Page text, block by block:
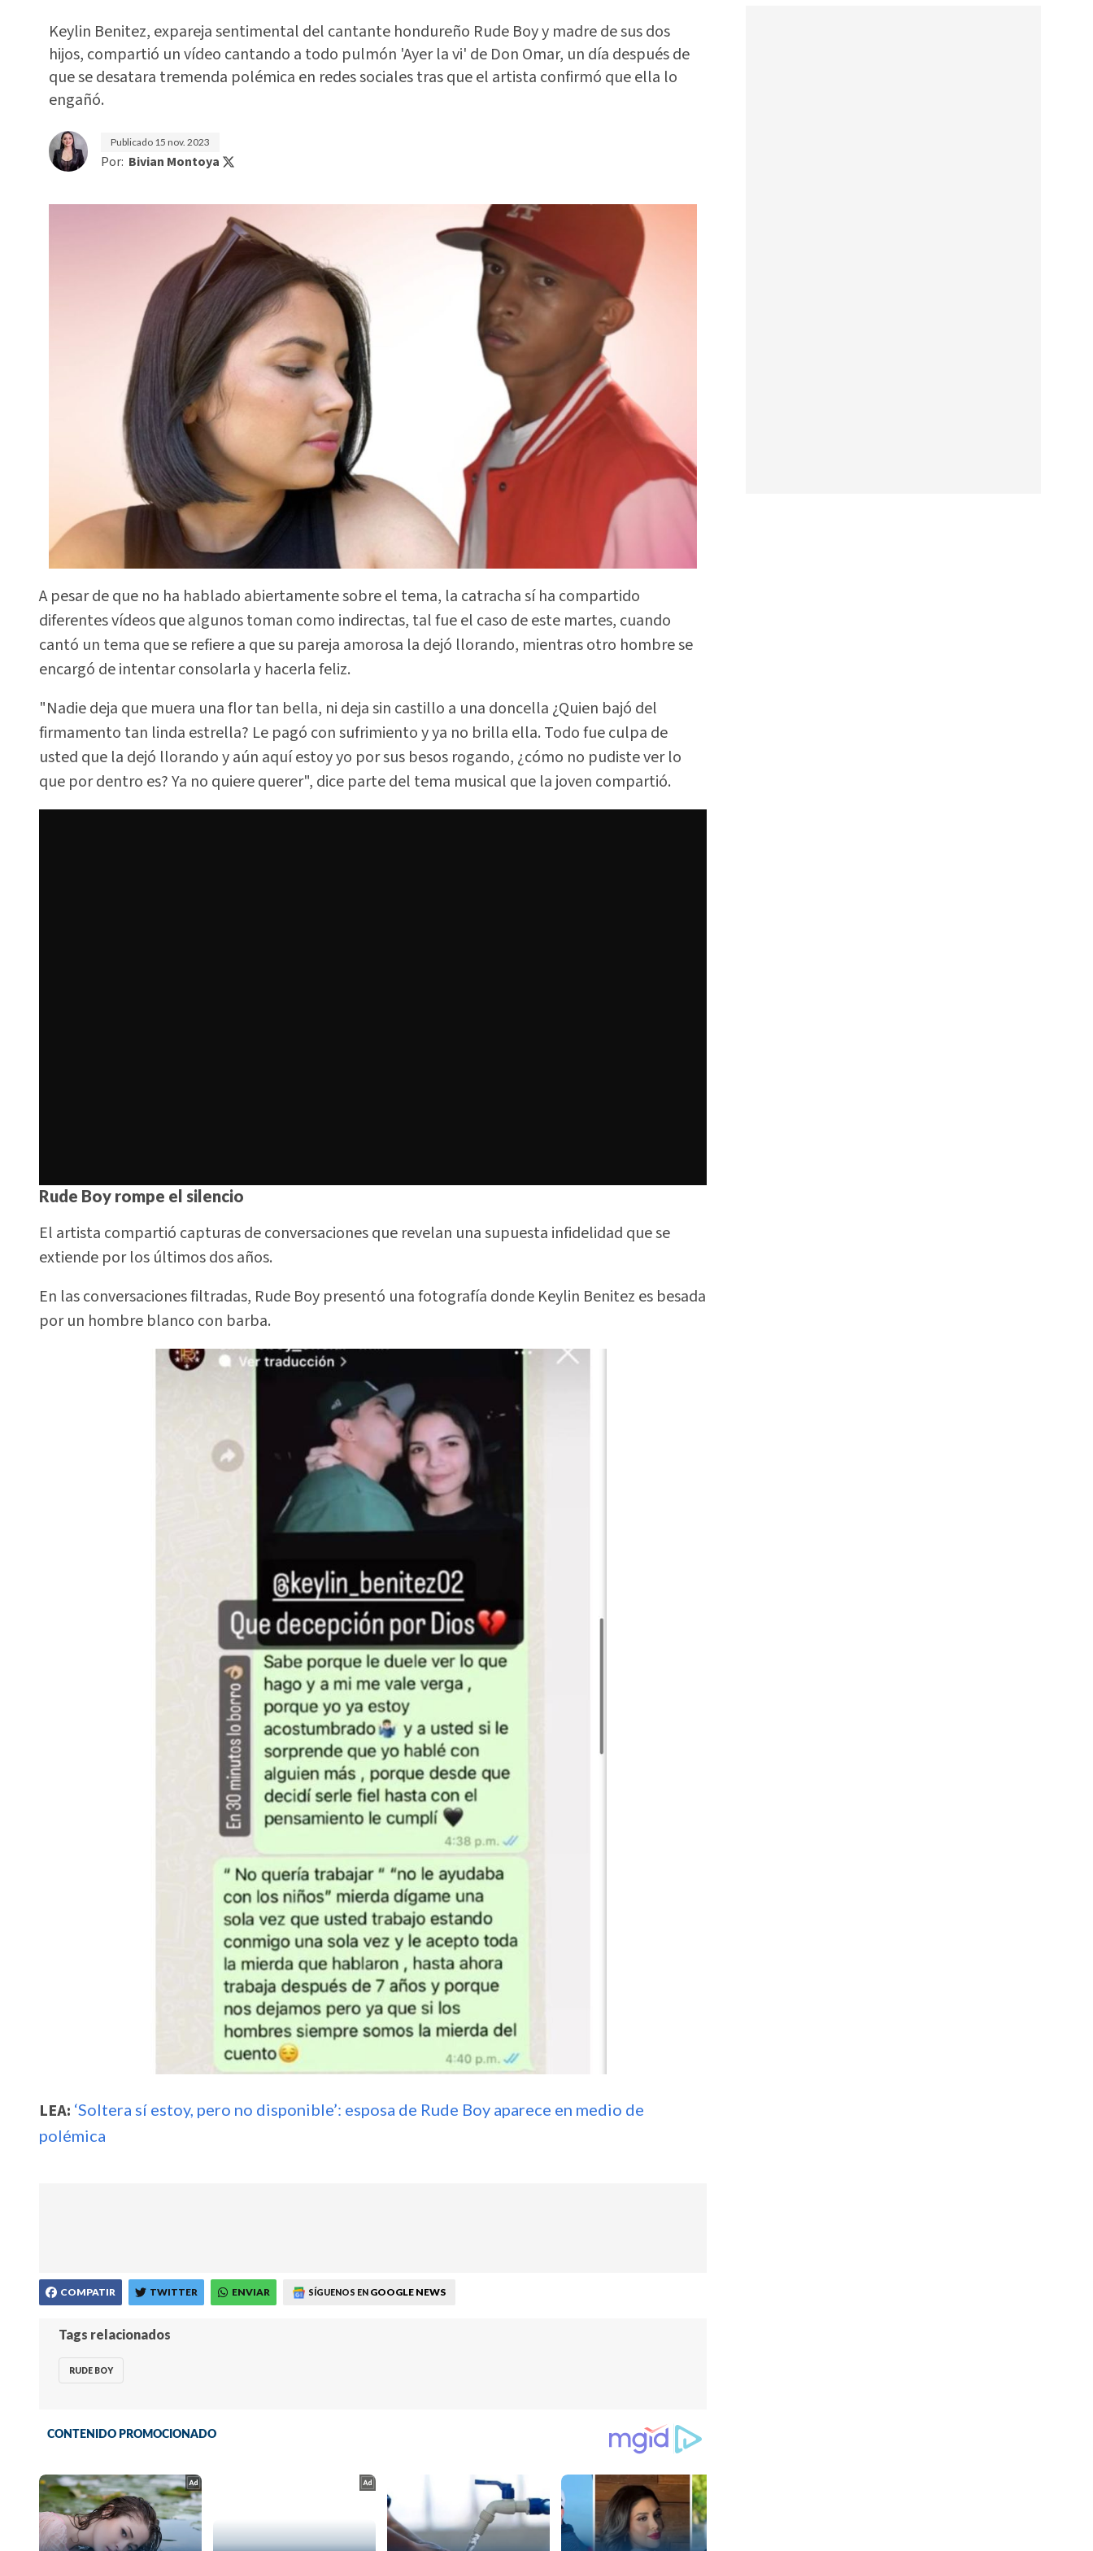
Keylin Benitez, expareja sentimental del cantante hondureño Rude Boy y madre de sus dos
hijos, compartió un vídeo cantando a todo pulmón 'Ayer la vi' de Don Omar, un día después de
que se desatara tremenda polémica en redes sociales tras que el artista confirmó que ella lo
engañó.
Publicado 15 nov. 2023
Por: Bivian Montoya
A pesar de que no ha hablado abiertamente sobre el tema, la catracha sí ha compartido
diferentes vídeos que algunos toman como indirectas, tal fue el caso de este martes, cuando
cantó un tema que se refiere a que su pareja amorosa la dejó llorando, mientras otro hombre se
encargó de intentar consolarla y hacerla feliz.
"Nadie deja que muera una flor tan bella, ni deja sin castillo a una doncella ¿Quien bajó del
firmamento tan linda estrella? Le pagó con sufrimiento y ya no brilla ella. Todo fue culpa de
usted que la dejó llorando y aún aquí estoy yo por sus besos rogando, ¿cómo no pudiste ver lo
que por dentro es? Ya no quiere querer", dice parte del tema musical que la joven compartió.
Rude Boy rompe el silencio
El artista compartió capturas de conversaciones que revelan una supuesta infidelidad que se
extiende por los últimos dos años.
En las conversaciones filtradas, Rude Boy presentó una fotografía donde Keylin Benitez es besada
por un hombre blanco con barba.
LEA: ‘Soltera sí estoy, pero no disponible’: esposa de Rude Boy aparece en medio de
polémica
COMPATIR TWITTER ENVIAR SÍGUENOS EN GOOGLE NEWS
Tags relacionados
RUDE BOY